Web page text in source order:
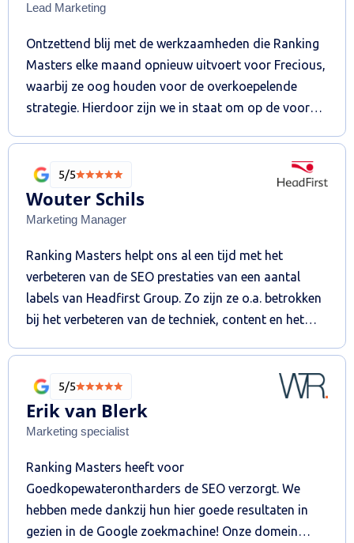
Lead Marketing
Ontzettend blij met de werkzaamheden die Ranking
Masters elke maand opnieuw uitvoert voor Frecious,
waarbij ze oog houden voor de overkoepelende
strategie. Hierdoor zijn we in staat om op de voor
aan het doen zijn door de transparante manier van
werken. Wij ervaren Ranking Masters hierdoor als
kundig en betrouwbaar waardoor ik ze van harte aan
5/5
Wouter Schils
Marketing Manager
Ranking Masters helpt ons al een tijd met het
verbeteren van de SEO prestaties van een aantal
labels van Headfirst Group. Zo zijn ze o.a. betrokken
bij het verbeteren van de techniek, content en het
samenwerking. We zijn blij met de proactieve,
strategische betrokkenheid vanuit Rankingmasters.
5/5
Erik van Blerk
Marketing specialist
Ranking Masters heeft voor
Goedkopewaterontharders de SEO verzorgt. We
hebben mede dankzij hun hier goede resultaten in
gezien in de Google zoekmachine! Onze domein